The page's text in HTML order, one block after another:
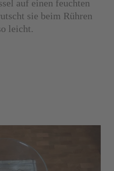
auf einen feuchten
sie beim Rühren
leicht.